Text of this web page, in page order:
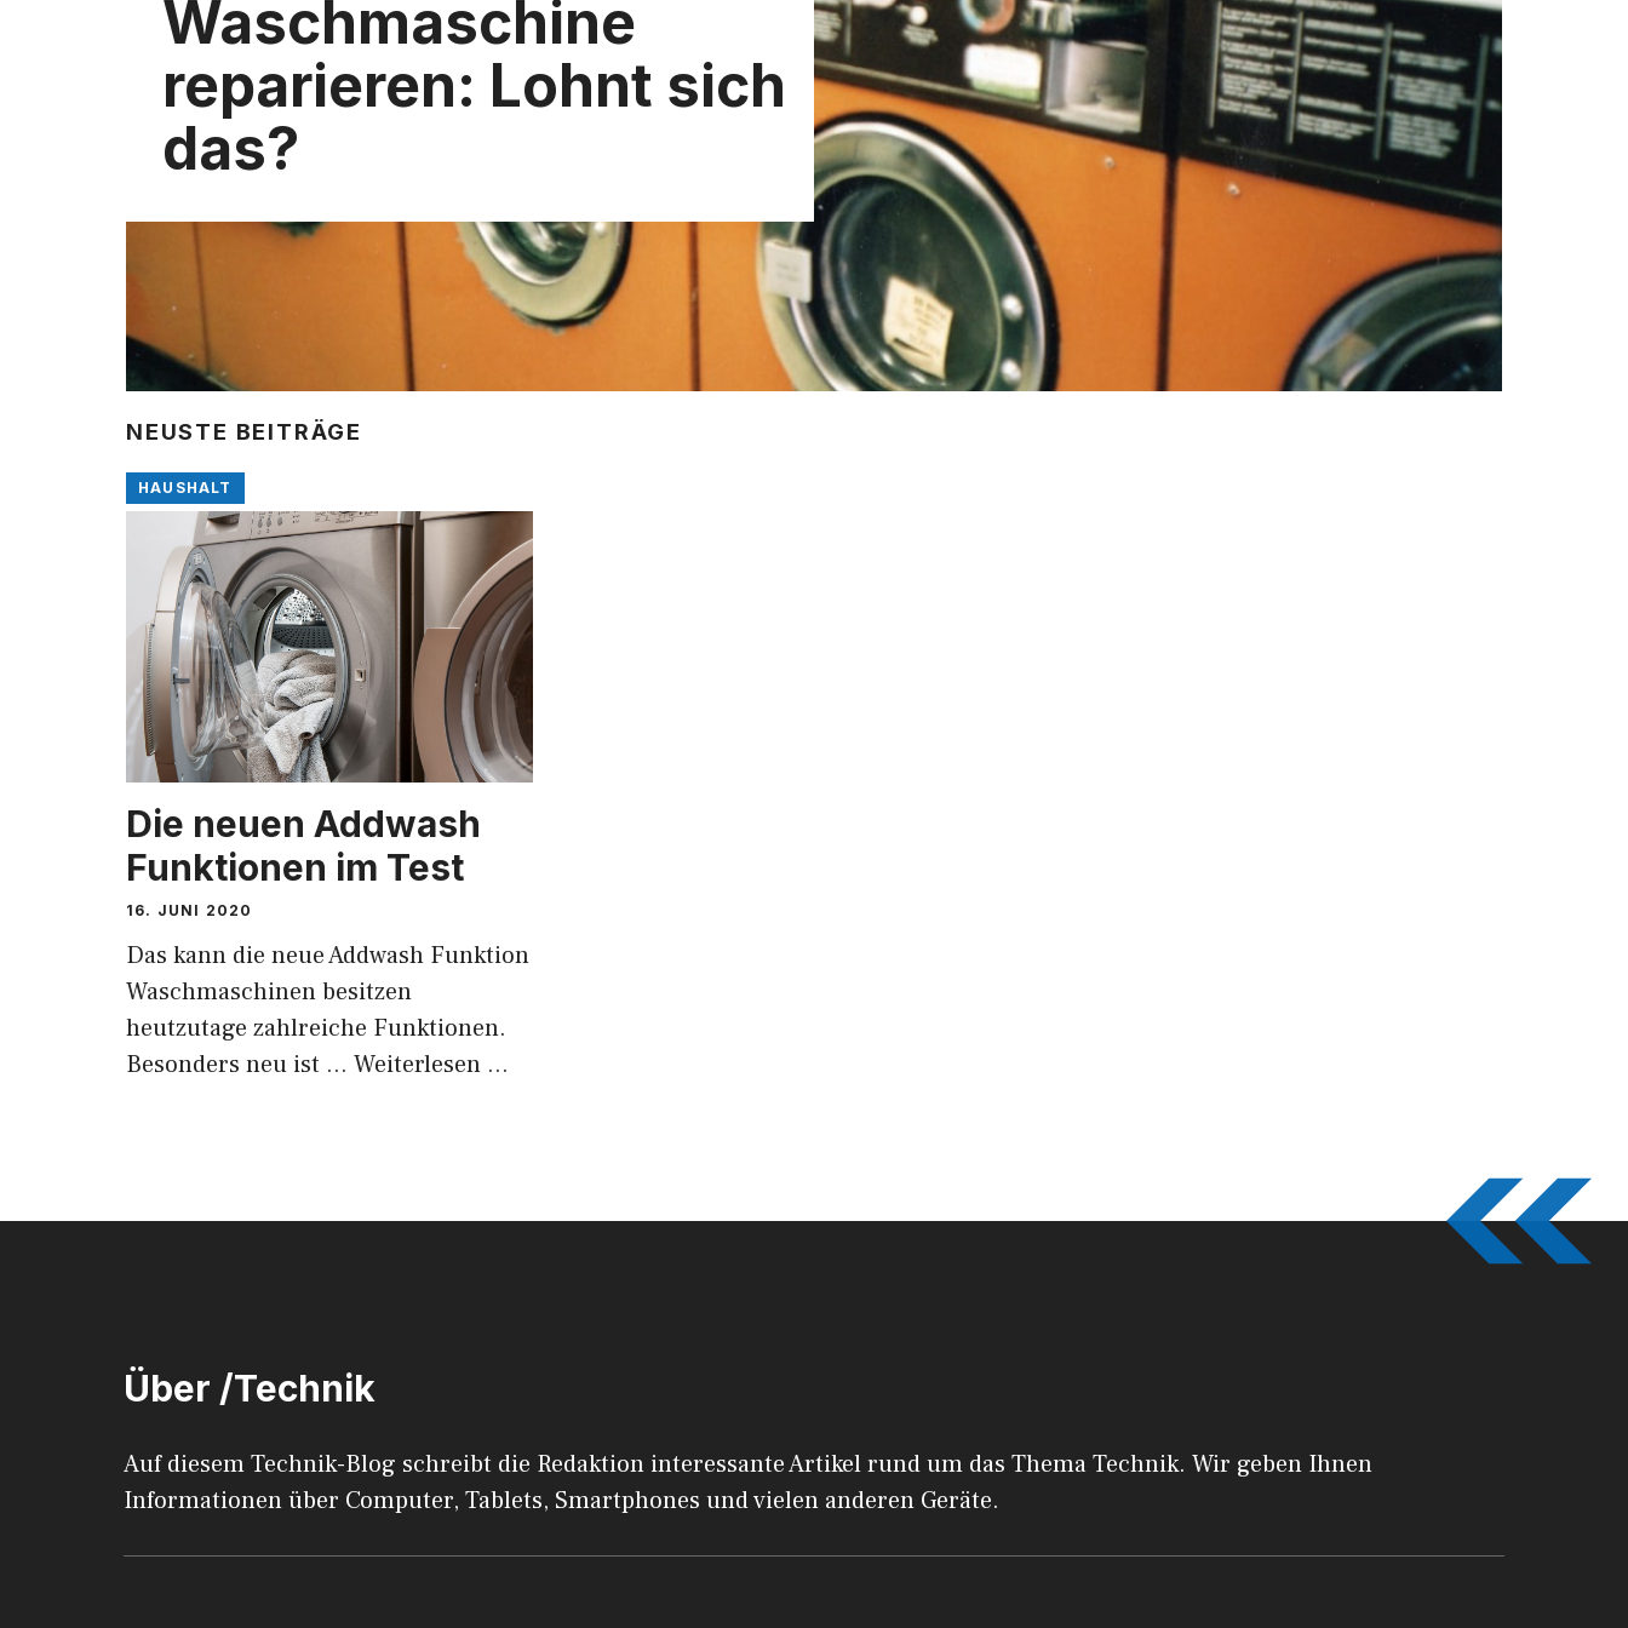
Waschmaschine
reparieren: Lohnt sich
das?
NEUSTE BEITRÄGE
HAUSHALT
Die neuen Addwash
Funktionen im Test
16. JUNI 2020
Das kann die neue Addwash Funktion
Waschmaschinen besitzen
heutzutage zahlreiche Funktionen.
Besonders neu ist … Weiterlesen …
Über /Technik
Auf diesem Technik-Blog schreibt die Redaktion interessante Artikel rund um das Thema Technik. Wir geben Ihnen
Informationen über Computer, Tablets, Smartphones und vielen anderen Geräte.